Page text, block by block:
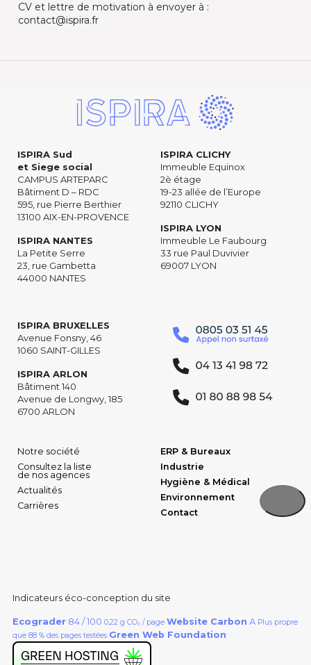
CV et lettre de motivation à envoyer à :
contact@ispira.fr
ISPIRA Sud
et Siege social
CAMPUS ARTEPARC
Bâtiment D – RDC
595, rue Pierre Berthier
13100 AIX-EN-PROVENCE
ISPIRA NANTES
La Petite Serre
23, rue Gambetta
44000 NANTES
ISPIRA CLICHY
Immeuble Equinox
2è étage
19-23 allée de l’Europe
92110 CLICHY
ISPIRA LYON
Immeuble Le Faubourg
33 rue Paul Duvivier
69007 LYON
ISPIRA BRUXELLES
Avenue Fonsny, 46
1060 SAINT-GILLES
ISPIRA ARLON
Bâtiment 140
Avenue de Longwy, 185
6700 ARLON
Notre société
Consultez la liste
de nos agences
Actualités
Carrières
ERP & Bureaux
Industrie
Hygiène & Médical
Environnement
Contact
Indicateurs éco-conception du site
Ecograder 84 / 100 0,22 g CO₂ / page Website Carbon A Plus propre
que 88 % des pages testées Green Web Foundation